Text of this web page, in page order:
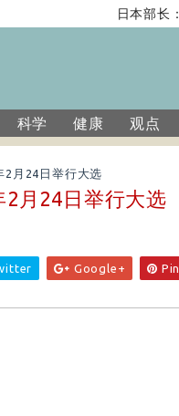
日本部长
科学 健康 观点
2月24日举行大选
月24日举行大选
Google+